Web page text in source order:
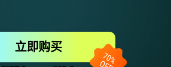
立即购买